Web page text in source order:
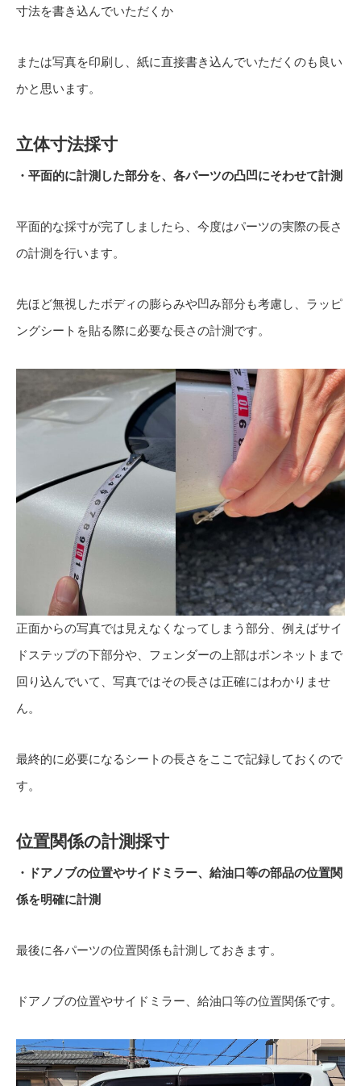
寸法を書き込んでいただくか
または写真を印刷し、紙に直接書き込んでいただくのも良い
かと思います。
立体寸法採寸
・平面的に計測した部分を、各パーツの凸凹にそわせて計測
平面的な採寸が完了しましたら、今度はパーツの実際の長さ
の計測を行います。
先ほど無視したボディの膨らみや凹み部分も考慮し、ラッピ
ングシートを貼る際に必要な長さの計測です。
正面からの写真では見えなくなってしまう部分、例えばサイ
ドステップの下部分や、フェンダーの上部はボンネットまで
回り込んでいて、写真ではその長さは正確にはわかりませ
ん。
最終的に必要になるシートの長さをここで記録しておくので
す。
位置関係の計測採寸
・ドアノブの位置やサイドミラー、給油口等の部品の位置関
係を明確に計測
最後に各パーツの位置関係も計測しておきます。
ドアノブの位置やサイドミラー、給油口等の位置関係です。